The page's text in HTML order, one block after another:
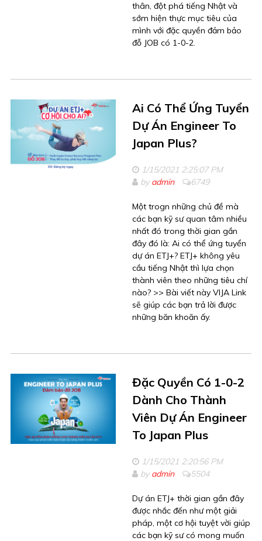
thân, đột phá tiếng Nhật và
sớm hiện thực mục tiêu của
mình với đặc quyền đảm bảo
đỗ JOB có 1-0-2.
Ai Có Thể Ứng Tuyển
Dự Án Engineer To
Japan Plus?
1/15/2021 2:25:07 PM
byadmin 6749
Một trogn những chủ đề mà
các bạn kỹ sư quan tâm nhiều
nhất đó trong thời gian gần
đây đó là: Ai có thể ứng tuyển
dự án ETJ+? ETJ+ không yêu
cầu tiếng Nhật thì lựa chọn
thành viên theo những tiêu chí
nào? >> Bài viết này VIJA Link
sẽ giúp các bạn trả lời được
những băn khoăn ấy.
Đặc Quyền Có 1-0-2
Dành Cho Thành
Viên Dự Án Engineer
To Japan Plus
1/15/2021 2:20:56 PM
byadmin 5504
Dự án ETJ+ thời gian gần đây
được nhắc đến như một giải
pháp, một cơ hội tuyệt vời giúp
các bạn kỹ sư có mong muốn